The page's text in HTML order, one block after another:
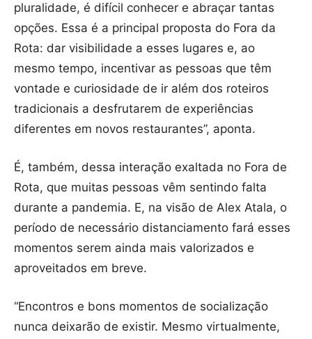
pluralidade, é difícil conhecer e abraçar tantas
opções. Essa é a principal proposta do Fora da
Rota: dar visibilidade a esses lugares e, ao
mesmo tempo, incentivar as pessoas que têm
vontade e curiosidade de ir além dos roteiros
tradicionais a desfrutarem de experiências
diferentes em novos restaurantes”, aponta.
É, também, dessa interação exaltada no Fora de
Rota, que muitas pessoas vêm sentindo falta
durante a pandemia. E, na visão de Alex Atala, o
período de necessário distanciamento fará esses
momentos serem ainda mais valorizados e
aproveitados em breve.
“Encontros e bons momentos de socialização
nunca deixarão de existir. Mesmo virtualmente,